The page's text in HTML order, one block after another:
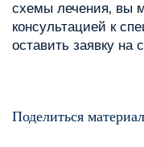
схемы лечения‚ вы
консультацией к
оставить заявку на
Поделиться